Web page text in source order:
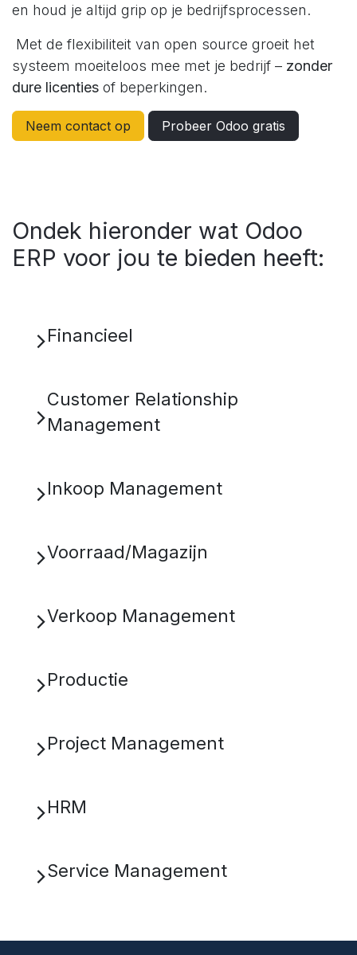
en houd je altijd grip op je bedrijfsprocessen.
Met de flexibiliteit van open source groeit het
systeem moeiteloos mee met je bedrijf – zonder
dure licenties of beperkingen.
Neem contact op Probeer Odoo gratis
Ondek hieronder wat Odoo
ERP voor jou te bieden heeft:
Financieel
Customer Relationship
Management
Inkoop Management
Voorraad/Magazijn
Verkoop Management
Productie
Project Management
HRM
Service Management